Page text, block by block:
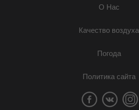
О Нас
Качество воздуха
Погода
Политика сайта